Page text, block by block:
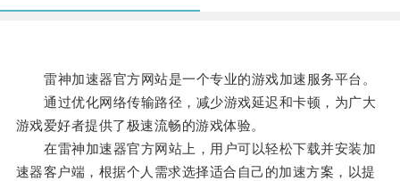
雷神加速器官方网站是一个专业的游戏加速服务平台。
通过优化网络传输路径，减少游戏延迟和卡顿，为广大
游戏爱好者提供了极速流畅的游戏体验。
在雷神加速器官方网站上，用户可以轻松下载并安装加
速器客户端，根据个人需求选择适合自己的加速方案，以提